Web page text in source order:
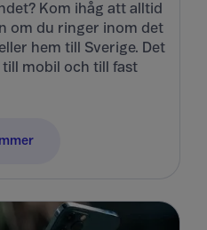
Kom ihåg att alltid
om du ringer inom det
hem till Sverige. Det
mobil och till fast